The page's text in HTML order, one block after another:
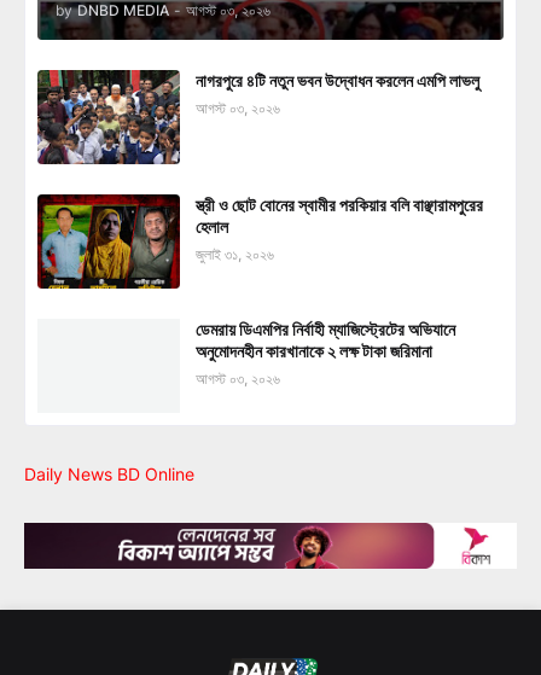
by DNBD MEDIA - আগস্ট ০৩, ২০২৬
নাগরপুরে ৪টি নতুন ভবন উদ্বোধন করলেন এমপি লাভলু
আগস্ট ০৩, ২০২৬
স্ত্রী ও ছোট বোনের স্বামীর পরকিয়ার বলি বাঞ্ছারামপুরের
হেলাল
জুলাই ৩১, ২০২৬
ডেমরায় ডিএমপির নির্বাহী ম্যাজিস্ট্রেটের অভিযানে
অনুমোদনহীন কারখানাকে ২ লক্ষ টাকা জরিমানা
আগস্ট ০৩, ২০২৬
Daily News BD Online